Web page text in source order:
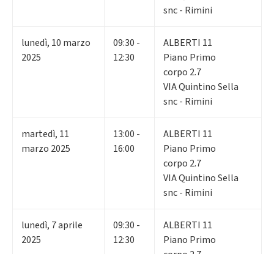
snc - Rimini
lunedì, 10 marzo
2025
09:30 -
12:30
ALBERTI 11
Piano Primo
corpo 2.7
VIA Quintino Sella
snc - Rimini
martedì, 11
marzo 2025
13:00 -
16:00
ALBERTI 11
Piano Primo
corpo 2.7
VIA Quintino Sella
snc - Rimini
lunedì, 7aprile
2025
09:30 -
12:30
ALBERTI 11
Piano Primo